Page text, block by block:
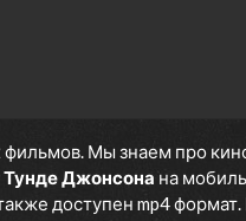
Мы знаем про
Тунде Джонсона на
доступен mp4